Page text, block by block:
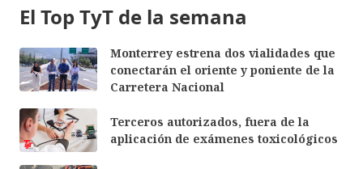
El Top TyT de la semana
Monterrey estrena dos vialidades que
conectarán el oriente y poniente de la
Carretera Nacional
Terceros autorizados, fuera de la
aplicación de exámenes toxicológicos